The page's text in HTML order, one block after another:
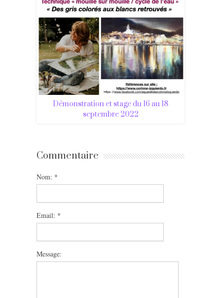
Démonstration et stage du 16 au 18
septembre 2022
Commentaire
Nom: *
Email: *
Message: